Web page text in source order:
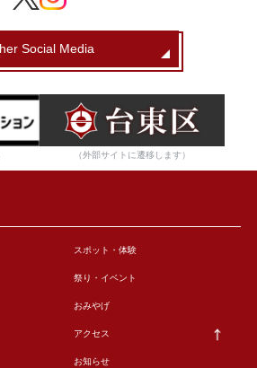
Social Media
（外部サイトに遷移します）
スポット・体験
祭り・イベント
おみやげ
アクセス
お知らせ